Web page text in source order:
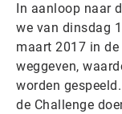
In aanloop naar
we van dinsdag
maart 2017 in
weggeven,
worden
de Challenge